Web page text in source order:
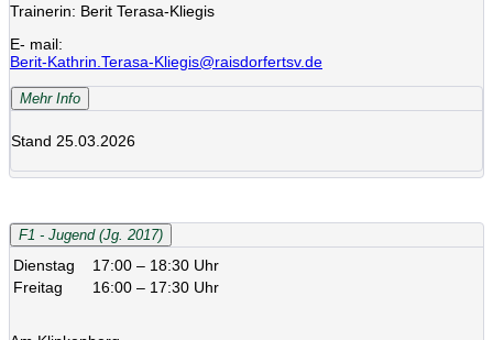
Trainerin: Berit Terasa-Kliegis
E- mail:
Berit-Kathrin.Terasa-Kliegis@raisdorfertsv.de
Mehr Info
Stand 25.03.2026
F1 - Jugend (Jg. 2017)
Dienstag
17:00 – 18:30 Uhr
Freitag
16:00 – 17:30 Uhr